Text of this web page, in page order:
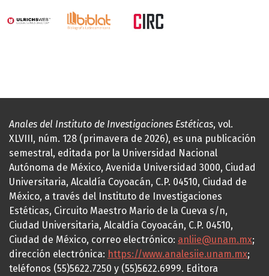
Anales del Instituto de Investigaciones Estéticas, vol.
XLVIII, núm. 128 (primavera de 2026), es una publicación
semestral, editada por la Universidad Nacional
Autónoma de México, Avenida Universidad 3000, Ciudad
Universitaria, Alcaldía Coyoacán, C.P. 04510, Ciudad de
México, a través del Instituto de Investigaciones
Estéticas, Circuito Maestro Mario de la Cueva s/n,
Ciudad Universitaria, Alcaldía Coyoacán, C.P. 04510,
Ciudad de México, correo electrónico: anliie@unam.mx;
dirección electrónica: https://www.analesiie.unam.mx;
teléfonos (55)5622.7250 y (55)5622.6999. Editora